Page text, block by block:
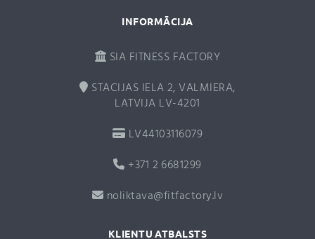
INFORMĀCIJA
SIA FITNESS FACTORY
STACIJAS IELA 2, VALMIERA,
LATVIJA LV-4201
LV44103116079
+371 2 6681299
noliktava@fitfactory.lv
KLIENTU ATBALSTS